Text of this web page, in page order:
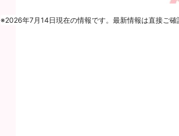
※2026年7月14日現在の情報です。最新情報は直接ご確